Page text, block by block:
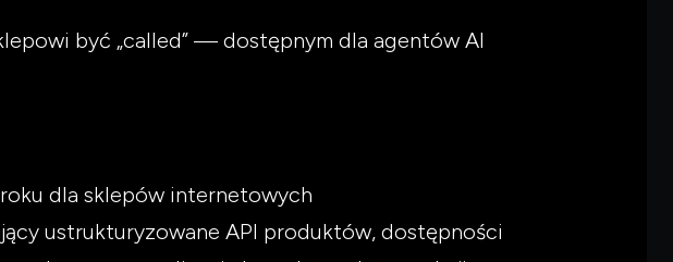
być „called” — dostępnym dla agentów AI
dla sklepów internetowych
ustrukturyzowane API produktów, dostępności